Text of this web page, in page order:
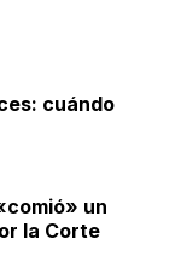
cuándo
un
la Corte